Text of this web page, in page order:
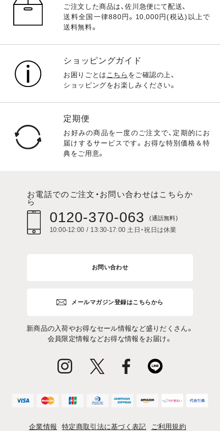
ご注文した商品は、佐川急便にて配送、
送料全国一律880円。10,000円(税込)以上で
送料無料。
ショッピングガイド
お困りごとはこちら をご確認の上、
ショッピングをお楽しみください。
定期便
お好みの商品を一度のご注文で、定期的にお
届けするサービスです。お得な特別価格＆特
典をご用意。
お電話でのご注文・お問い合わせはこちらか
ら
0120-370-063 (通話無料)
10:00-12:00 / 13:30-17:00 土日・祝日は休業
お問い合わせ
メールマガジン登録はこちらから
新商品の入荷やお得なセール情報など盛りだくさん。
会員限定情報などお得な情報をお届け。
企業情報 特定商取引法に基づく表記 ご利用規約